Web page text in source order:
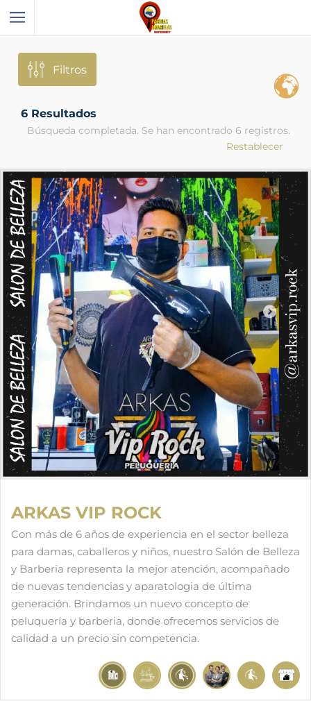
Filtros
6 Resultados
Búsqueda completada. Se han encontrado 6 registros.
Restablecer
ARKAS VIP ROCK
Con más de 6 años de experiencia en el sector belleza
para damas, caballeros y niños, nuestro Salón de Belleza
y Barberia representa la mejor atención, acompañado
de nuevas tendencias y aparatologia de última
generación. Brindamos un nuevo concepto de
peluquería y barberia, donde ofrecemos servicios de
calidad a un precio sin competencia.